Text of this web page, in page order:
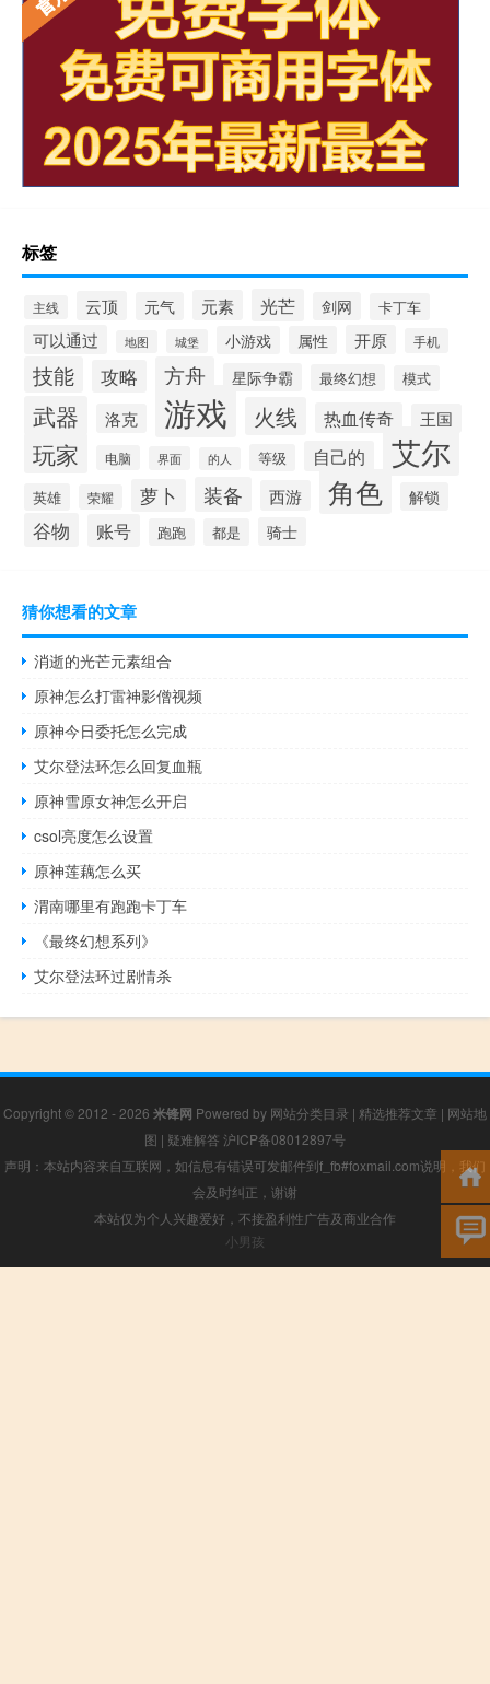
标签
主线 云顶 元气 元素 光芒 剑网 卡丁车
可以通过 地图 城堡 小游戏 属性 开原 手机
技能 攻略 方舟 星际争霸 最终幻想 模式
武器 洛克 游戏 火线 热血传奇 王国
玩家 电脑 界面 的人 等级 自己的 艾尔
英雄 荣耀 萝卜 装备 西游 角色 解锁
谷物 账号 跑跑 都是 骑士
猜你想看的文章
消逝的光芒元素组合
原神怎么打雷神影僧视频
原神今日委托怎么完成
艾尔登法环怎么回复血瓶
原神雪原女神怎么开启
csol亮度怎么设置
原神莲藕怎么买
渭南哪里有跑跑卡丁车
《最终幻想系列》
艾尔登法环过剧情杀
Copyright © 2012 - 2026 米锋网 Powered by 网站分类目录 | 精选推荐文章 | 网站地
图 | 疑难解答 沪ICP备08012897号
声明：本站内容来自互联网，如信息有错误可发邮件到f_fb#foxmail.com说明，我们
会及时纠正，谢谢
本站仅为个人兴趣爱好，不接盈利性广告及商业合作
小男孩